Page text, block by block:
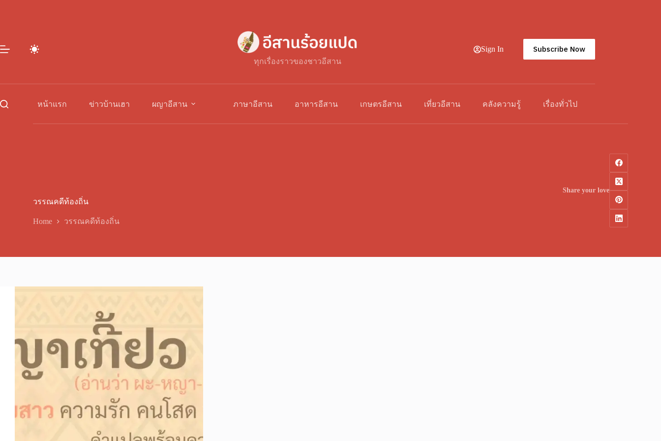
ทุกเรื่องราวของชาวอีสาน
Sign In Subscribe Now
หน้าแรก ข่าวบ้านเฮา ผญาอีสาน ภาษาอีสาน อาหารอีสาน เกษตรอีสาน เที่ยวอีสาน คลังความรู้ เรื่องทั่วไป
วรรณคดีท้องถิ่น
Home วรรณคดีท้องถิ่น
Share your love